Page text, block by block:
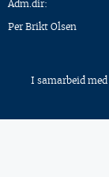
Adm.dir:
Per Brikt Olsen
I samarbeid med